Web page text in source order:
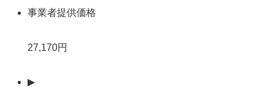
事業者提供価格
27,170円
▶